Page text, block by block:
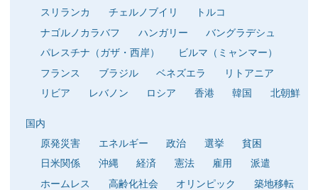
スリランカ
チェルノブイリ
トルコ
ナゴルノカラバフ
ハンガリー
バングラデシュ
パレスチナ（ガザ・西岸）
ビルマ（ミャンマー）
フランス
ブラジル ベネズエラ
リトアニア
リビア
レバノン ロシア 香港 韓国 北朝鮮
国内
原発災害
エネルギー 政治 選挙
貧困
日米関係
沖縄 経済 憲法 雇用
派遣
ホームレス
高齢化社会 オリンピック 築地移転